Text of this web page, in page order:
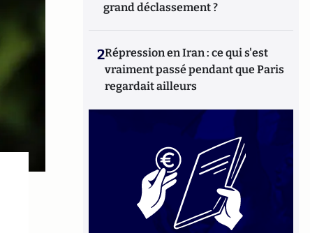
grand déclassement ?
2Répression en Iran : ce qui s'est
vraiment passé pendant que Paris
regardait ailleurs